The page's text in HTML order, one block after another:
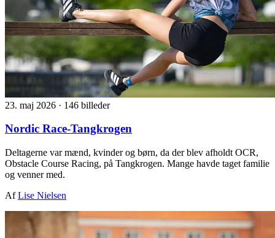
23. maj 2026 · 146 billeder
Nordic Race-Tangkrogen
Deltagerne var mænd, kvinder og børn, da der blev afholdt OCR,
Obstacle Course Racing, på Tangkrogen. Mange havde taget familie
og venner med.
AfLise Nielsen